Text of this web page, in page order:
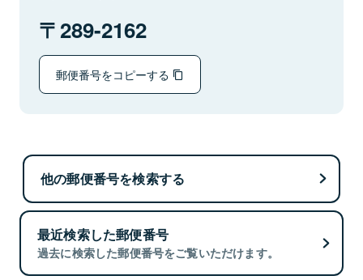
289-2162
郵便番号をコピーする
他の郵便番号を検索する
最近検索した郵便番号
過去に検索した郵便番号をご覧いただけます。